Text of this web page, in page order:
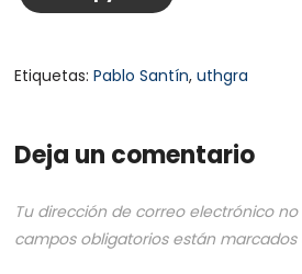
Etiquetas:Pablo Santín,uthgra
Deja un comentario
Tu dirección de correo electrónico
campos obligatorios están marcados